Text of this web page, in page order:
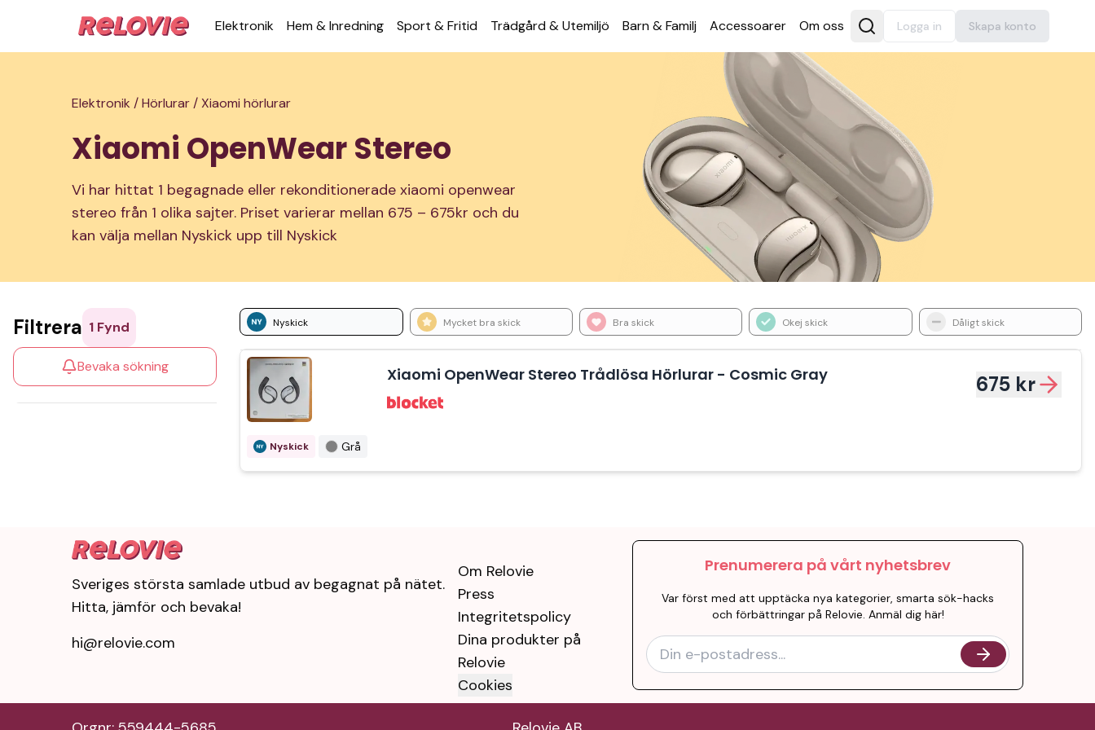
Elek­tronik Hem & Inred­ning Sport & Fritid Trädgård & Utemiljö Barn & Familj Acces­soarer Om oss Logga in Skapa konto
Elektronik /Hörlurar /Xiaomi hörlurar
Xiaomi OpenWear Stereo
Vi har hittat 1 begagnade eller rekonditionerade xiaomi openwear
stereo från 1 olika sajter. Priset varierar mellan 675 – 675kr och du
kan välja mellan Nyskick upp till Nyskick
Nyskick Mycket bra skick Bra skick Okej skick Dåligt skick
Filtrera 1 Fynd
Bevaka sökning Xiaomi OpenWear Stereo Trådlösa Hörlurar - Cosmic Gray 675 kr
Nyskick Grå
Sveriges största samlade utbud av begagnat på nätet.
Hitta, jämför och bevaka!
hi@relovie.com
Om Relovie
Press
Integritetspolicy
Dina produkter på
Relovie
Cookies
Prenumerera på vårt nyhetsbrev
Var först med att upptäcka nya kategorier, smarta sök-hacks
och förbättringar på Relovie. Anmäl dig här!